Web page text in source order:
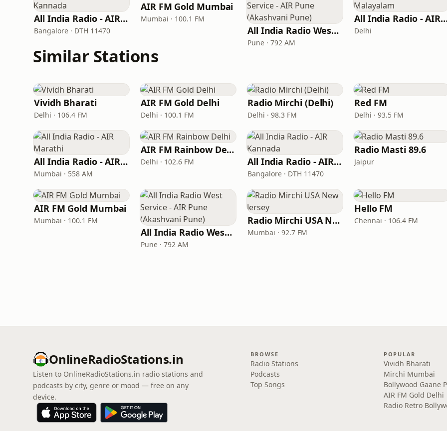
All India Radio - AIR Kannada
Bangalore · DTH 11470
AIR FM Gold Mumbai
Mumbai · 100.1 FM
All India Radio West Service - AIR Pune (Akashvani Pune)
Pune · 792 AM
All India Radio -
Delhi
Similar Stations
Vividh Bharati
Delhi · 106.4 FM
AIR FM Gold Delhi
Delhi · 100.1 FM
Radio Mirchi (Delhi)
Delhi · 98.3 FM
Red FM
Delhi · 93.5 FM
All India Radio - AIR Marathi
Mumbai · 558 AM
AIR FM Rainbow Delhi
Delhi · 102.6 FM All India Radio - AIR Kannada
Bangalore · DTH 11470
Radio Masti 89.6
Jaipur
AIR FM Gold Mumbai
Mumbai · 100.1 FM
All India Radio West Service - AIR Pune (Akashvani Pune)
Pune · 792 AM
Radio Mirchi USA New Jersey
Mumbai · 92.7 FM
Hello FM
Chennai · 106.4 FM
OnlineRadioStations.in
Listen to OnlineRadioStations.in radio stations and
podcasts by city, genre or mood — free on any
device.
BROWSE
Radio Stations
Podcasts
Top Songs
POPULAR
Vividh Bharati
Mirchi Mumbai
Bollywood Gaane
AIR FM Gold Delhi
Radio Retro